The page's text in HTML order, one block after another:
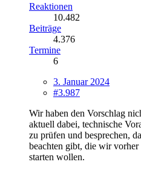
Reaktionen
10.482
Beiträge
4.376
Termine
6
3. Januar 2024
#3.987
Wir haben den Vorschlag
aktuell dabei, technische
zu prüfen und besprechen,
beachten gibt, die wir
starten wollen.